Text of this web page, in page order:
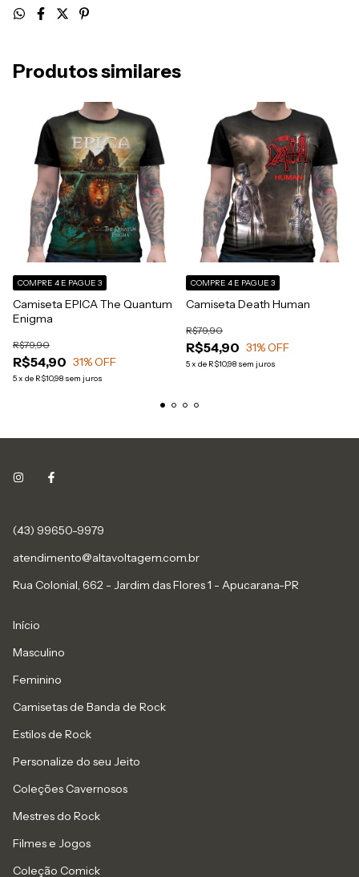
Produtos similares
Camiseta EPICA The Quantum
Enigma
R$54,90
R$79,90
31% OFF
5x de R$10,98 sem juros
COMPRE 4 E PAGUE 3
Camiseta Death Human
R$54,90
R$79,90
31% OFF
5x de R$10,98 sem juros
COMPRE 4 E PAGUE 3
(43) 99650-9979
atendimento@altavoltagem.com.br
Rua Colonial, 662 - Jardim das Flores 1 - Apucarana-PR
Início
Masculino
Feminino
Camisetas de Banda de Rock
Estilos de Rock
Personalize do seu Jeito
Coleções Cavernosos
Mestres do Rock
Filmes e Jogos
Coleção Comick